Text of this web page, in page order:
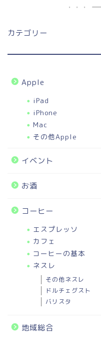
カテゴリー
Apple
iPad
iPhone
Mac
その他Apple
イベント
お酒
コーヒー
エスプレッソ
カフェ
コーヒーの基本
ネスレ
その他ネスレ
ドルチェグスト
バリスタ
地域総合